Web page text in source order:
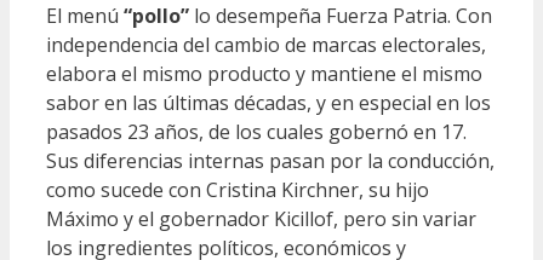
El menú “pollo” lo desempeña Fuerza Patria. Con
independencia del cambio de marcas electorales,
elabora el mismo producto y mantiene el mismo
sabor en las últimas décadas, y en especial en los
pasados 23 años, de los cuales gobernó en 17.
Sus diferencias internas pasan por la conducción,
como sucede con Cristina Kirchner, su hijo
Máximo y el gobernador Kicillof, pero sin variar
los ingredientes políticos, económicos y